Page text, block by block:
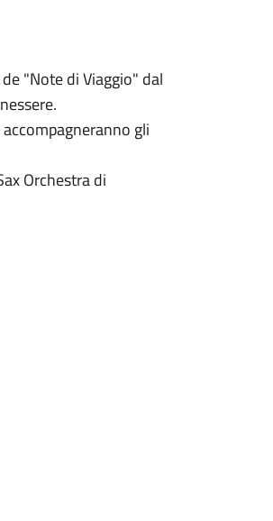
"Note di Viaggio" dal
gli
Orchestra di